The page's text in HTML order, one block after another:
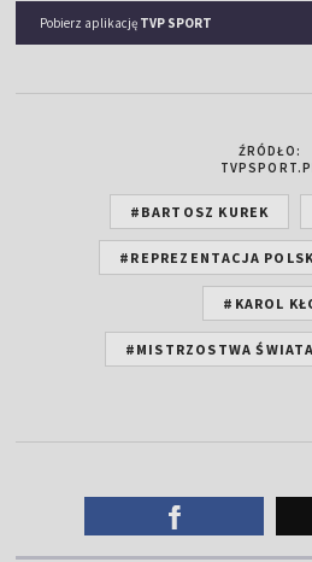
Pobierz aplikację TVP SPORT
ŹRÓDŁO:
#BARTOSZ KUREK
#REPREZENTACJA
#KAROL
#MISTRZOSTWA